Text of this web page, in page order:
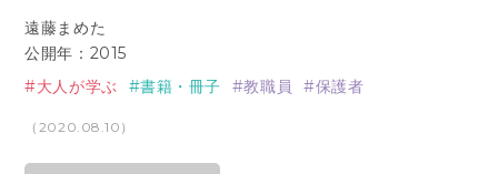
遠藤まめた
公開年：2015
大人が学ぶ
書籍・冊子 教職員 保護者
（2020.08.10）